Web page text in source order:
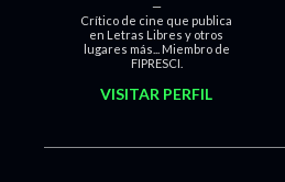
Crítico de cine que publica
en Letras Libres y otros
lugares más... Miembro de
FIPRESCI.
VISITAR PERFIL